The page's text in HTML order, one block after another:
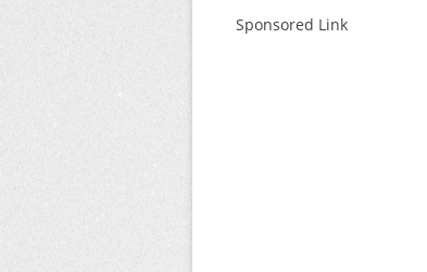
Sponsored Link